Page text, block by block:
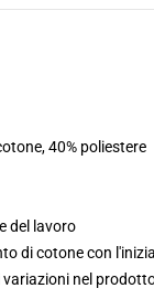
40% poliestere
del lavoro
di cotone con
variazioni nel